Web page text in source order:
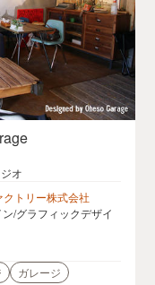
オ
トリー株式会社
/グラフィックデザイ
ガレージ